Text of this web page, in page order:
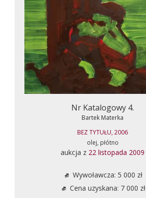
Nr Katalogowy 4.
Bartek Materka
BEZ TYTUŁU, 2006
olej, płótno
aukcja z 22 listopada 2009
Wywoławcza: 5 000 zł
Cena uzyskana: 7 000 zł